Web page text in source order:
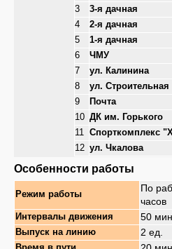
3
3-я дачная
4
2-я дачная
5
1-я дачная
6
ЧМУ
7
ул. Калинина
8
ул. Строительная
9
Почта
10 ДК им. Горького
11
Спорткомплекс
12 ул. Чкалова
Особенности работы
Режим работы
По
часов
Интервалы движения 50 мин.
Выпуск на линию 2 ед.